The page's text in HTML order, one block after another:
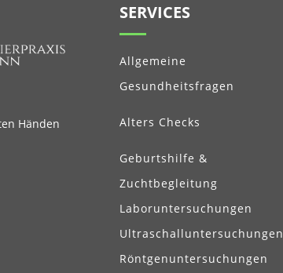
Händen
SERVICES
Allgemeine
Gesundheitsfragen
Alters Checks
Geburtshilfe &
Zuchtbegleitung
Laboruntersuchungen
Ultraschalluntersuchungen
Röntgenuntersuchungen